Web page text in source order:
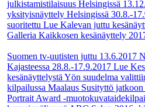
julkistamistilaisuus Helsingissä
yksityisnäyttely Helsingissä 30.8.-
suoritettuLue Kalevan juttu
Galleria Kaikkosen kesänäyttely
- Vanha navetta voi saada uuden
Suomen tv-uutisten juttu 13.6.2017
Kajasteessa 28.8.-17.9.2017Lue
kesänäyttelystäYön suudelma
kilpailussaMaalaus Susityttö
Portrait Award -